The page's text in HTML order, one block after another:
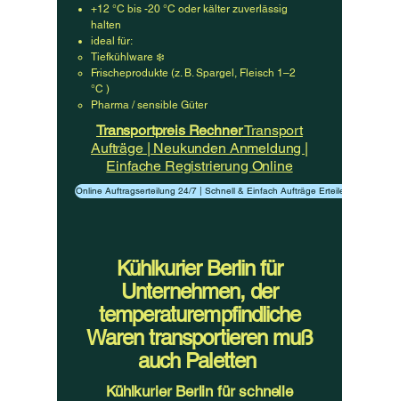
+12 °C bis -20 °C oder kälter zuverlässig
halten
ideal für:
Tiefkühlware ❄️
Frischeprodukte (z. B. Spargel, Fleisch 1–2
°C )
Pharma / sensible Güter
​Transportpreis RechnerTransport
Aufträge | Neukunden Anmeldung |
Einfache Registrierung Online
Online Auftragserteilung 24/7 | Schnell & Einfach Aufträge Erteilen
Kühlkurier Berlin für
Unternehmen, der
temperaturempfindliche
Waren transportieren muß
auch Paletten
Kühlkurier Berlin für schnelle